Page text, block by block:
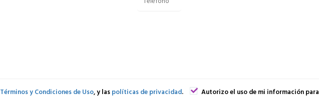
Términos y Condiciones de Uso, y laspolíticas de privacidad. Autorizo el uso de mi información para